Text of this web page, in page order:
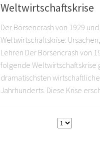
Weltwirtschaftskrise
Der Börsencrash von 1929
Weltwirtschaftskrise:
Lehren Der Börsencrash von
folgende Weltwirtschaftskrise
dramatischsten
Jahrhunderts. Diese Krise